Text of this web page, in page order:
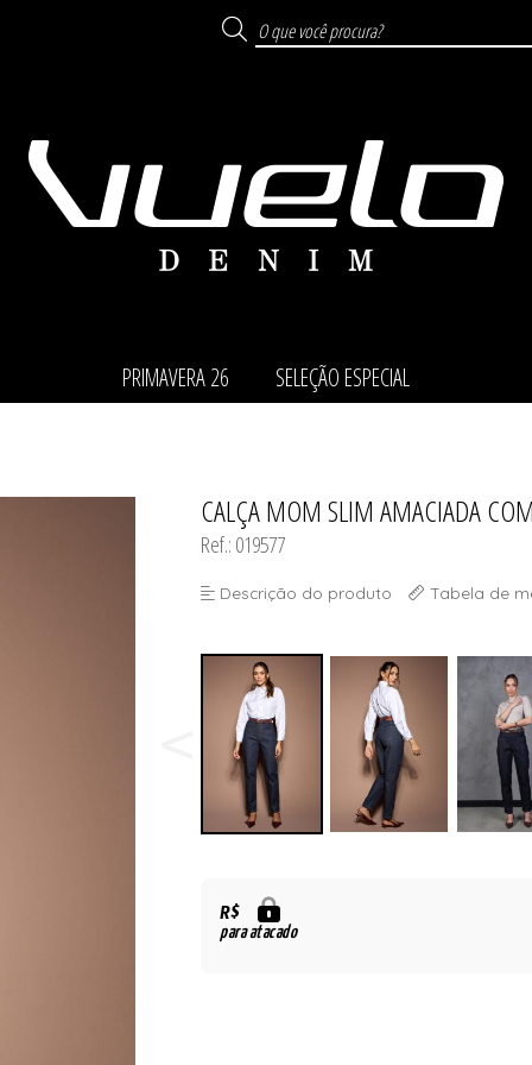
PRIMAVERA 26
TODOS DE
SELEÇÃO ESPECIAL
TODOS DE SELEÇÃO
CALÇA MOM SLIM AMACIADA
Ref.: 019577
Descrição do produto Tabela de
R$
para atacado